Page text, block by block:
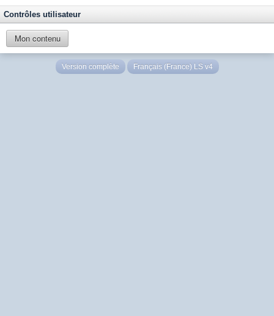
Contrôles utilisateur
Mon contenu
Version complète Français (France) LS v4